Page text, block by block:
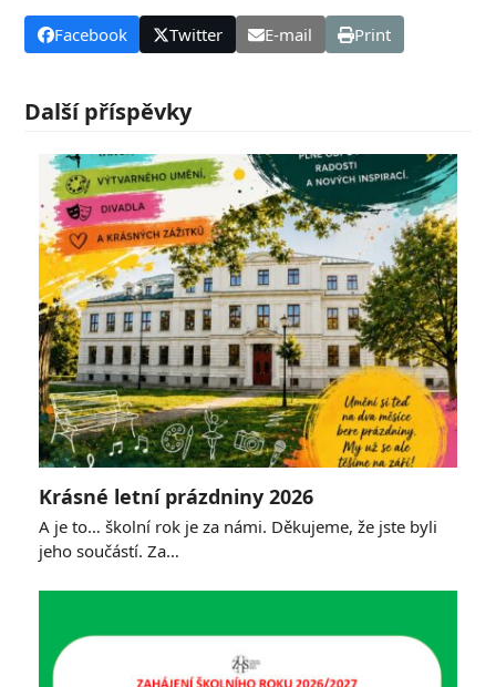
Facebook Twitter E-mail Print
Další příspěvky
Krásné letní prázdniny 2026
A je to… školní rok je za námi. Děkujeme, že jste byli
jeho součástí. Za…